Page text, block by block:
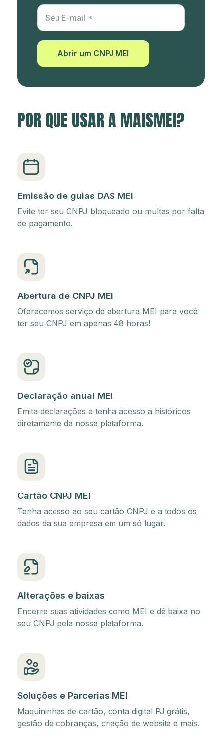
Utm Content
Seu E-mail
Abrir um CNPJ MEI
POR QUE USAR A MAISMEI?
Emissão de guias DAS MEI
Evite ter seu CNPJ bloqueado ou multas por falta
de pagamento.
Abertura de CNPJ MEI
Oferecemos serviço de abertura MEI para você
ter seu CNPJ em apenas 48 horas!
Declaração anual MEI
Emita declarações e tenha acesso a históricos
diretamente da nossa plataforma.
Cartão CNPJ MEI
Tenha acesso ao seu cartão CNPJ e a todos os
dados da sua empresa em um só lugar.
Alterações e baixas
Encerre suas atividades como MEI e dê baixa no
seu CNPJ pela nossa plataforma.
Soluções e Parcerias MEI
Maquininhas de cartão, conta digital PJ grátis,
gestão de cobranças, criação de website e mais.